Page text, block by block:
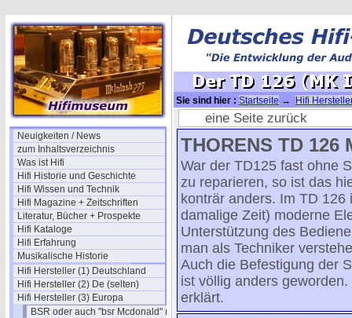
Neuigkeiten / News
zum Inhaltsverzeichnis
Was ist Hifi
Hifi Historie und Geschichte
Hifi Wissen und Technik
Hifi Magazine + Zeitschriften
Literatur, Bücher + Prospekte
Hifi Kataloge
Hifi Erfahrung
Musikalische Historie
Hifi Hersteller (1) Deutschland
Hifi Hersteller (2) De (selten)
Hifi Hersteller (3) Europa
BSR oder auch "bsr Mcdonald" (UK)
Sie sind hier : Startseite → Hifi
eine Seite zurück
THORENS TD 126
War der TD125 fast ohne
zu reparieren, so ist das
konträr anders. Im TD 126
damalige Zeit) moderne
Unterstützung des
man als Techniker
Auch die Befestigung der
ist völlig anders
erklärt.